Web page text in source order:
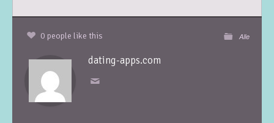
0 people like this Alle
dating-apps.com